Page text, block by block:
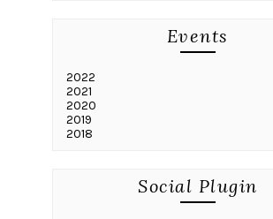
Events
2022
2021
2020
2019
2018
Social Plugin